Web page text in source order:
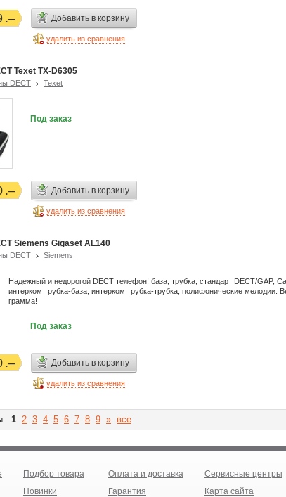
Добавить в корзину
удалить из сравнения
Texet TX-D6305
DECT Texet
Под заказ
Добавить в корзину
удалить из сравнения
Siemens Gigaset AL140
DECT Siemens
Надежный и недорогой DECT телефон! база, трубка, стандарт DECT/GAP,
интерком трубка-база, интерком трубка-трубка, полифонические мелодии.
грамма!
Под заказ
Добавить в корзину
удалить из сравнения
1 2 3 4 5 6 7 8 9 » все
Подбор товара
Новинки
Оплата и доставка
Гарантия
Сервисные центры
Карта сайта